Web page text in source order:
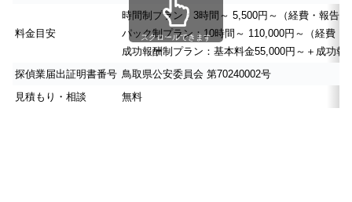
料金目安
時間制プラン：3時間～ 5,500円～（経費・報告
パック制プラン：10時間～ 110,000円～（経費
成功報酬制プラン：基本料金55,000円～＋成功
探偵業届出証明書番号 鳥取県公安委員会 第70240002号
見積もり・相談
無料
スクロールできます